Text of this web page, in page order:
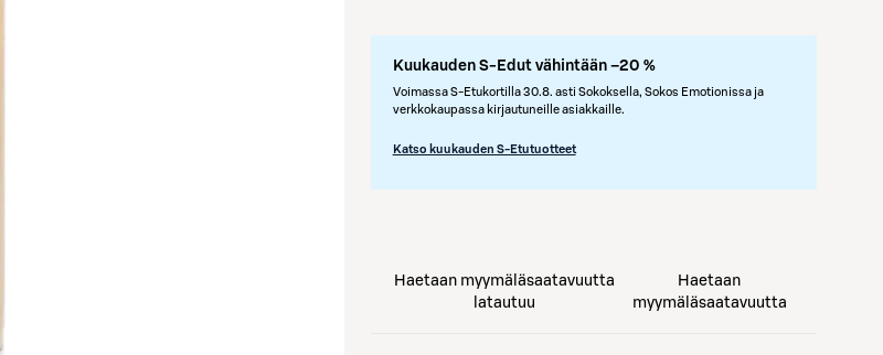
Kuukauden S-Edut vähintään –20 %
Voimassa S-Etukortilla 30.8. asti Sokoksella, Sokos Emotionissa ja
verkkokaupassa kirjautuneille asiakkaille.
Katso kuukauden S-Etutuotteet
Haetaan myymäläsaatavuutta
latautuu
Haetaan
myymäläsaatavuutta